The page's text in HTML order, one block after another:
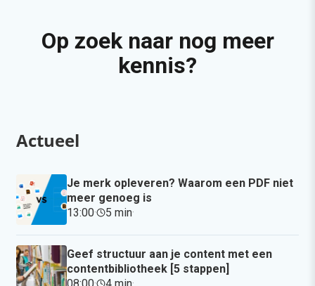
Op zoek naar nog meer
kennis?
Actueel
Je merk opleveren? Waarom een PDF niet
meer genoeg is
13:00· 5 min·
Geef structuur aan je content met een
contentbibliotheek [5 stappen]